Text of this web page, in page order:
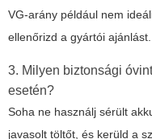
VG-arány például nem
ellenőrizd a gyártói ajánlást.
3. Milyen biztonsági
esetén?
Soha ne használj sérült
javasolt töltőt, és kerüld a